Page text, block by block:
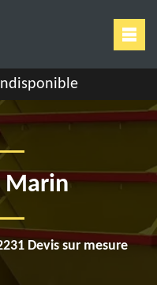
Marin
Devis sur mesure